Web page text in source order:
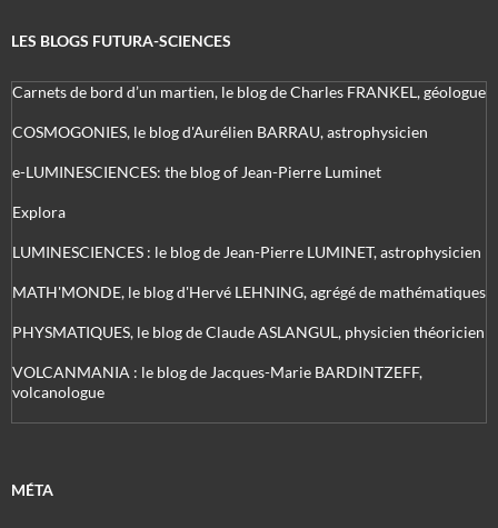
LES BLOGS FUTURA-SCIENCES
Carnets de bord d’un martien, le blog de Charles FRANKEL, géologue
COSMOGONIES, le blog d'Aurélien BARRAU, astrophysicien
e-LUMINESCIENCES: the blog of Jean-Pierre Luminet
Explora
LUMINESCIENCES : le blog de Jean-Pierre LUMINET, astrophysicien
MATH'MONDE, le blog d'Hervé LEHNING, agrégé de mathématiques
PHYSMATIQUES, le blog de Claude ASLANGUL, physicien théoricien
VOLCANMANIA : le blog de Jacques-Marie BARDINTZEFF,
volcanologue
MÉTA